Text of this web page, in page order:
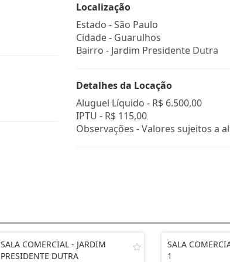
Localização
Estado -São Paulo
Cidade - Guarulhos
Bairro - Jardim Presidente Dutra
Detalhes da Locação
Aluguel Líquido - R$ 6.500,00
IPTU - R$ 115,00
Observações - Valores sujeitos a
SALA COMERCIAL - JARDIM
PRESIDENTE DUTRA
SALA
1